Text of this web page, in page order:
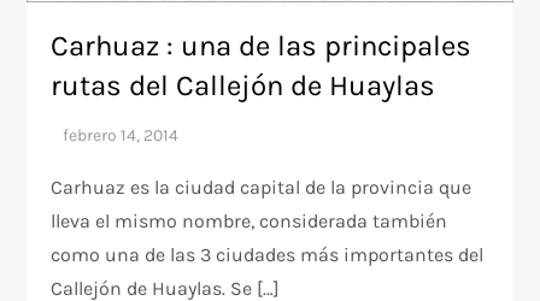
Carhuaz : una de las principales
rutas del Callejón de Huaylas
Carhuaz es la ciudad capital de la provincia que
lleva el mismo nombre, considerada también
como una de las 3 ciudades más importantes del
Callejón de Huaylas. Se […]